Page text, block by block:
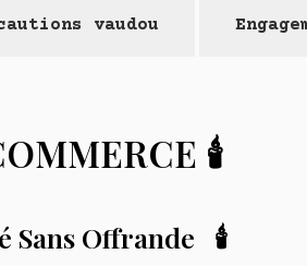
vaudou
🕯️
Sans Offrande 🕯️